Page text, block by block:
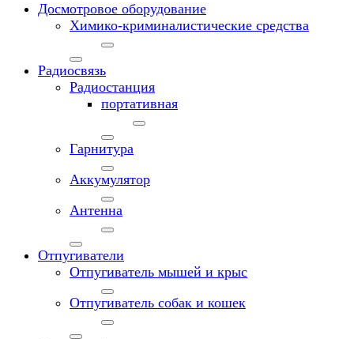
Досмотровое оборудование
Химико-криминалистические средства
Радиосвязь
Радиостанция
портативная
Гарнитура
Аккумулятор
Антенна
Отпугиватели
Отпугиватель мышей и крыс
Отпугиватель собак и кошек